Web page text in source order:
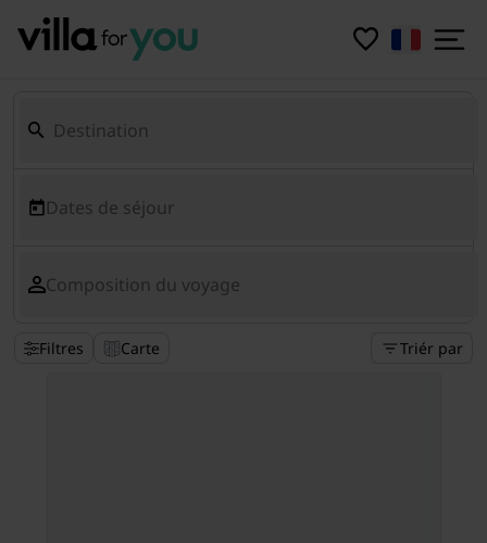
Dates de séjour
Composition du voyage
Filtres Carte Triér par